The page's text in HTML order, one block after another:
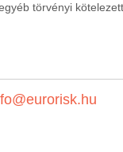
törvényi